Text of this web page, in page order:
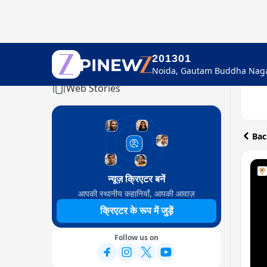
201301
Home
Web Stories
न्यूज़ क्रिएटर बनें
आपकी स्थानीय कहानियाँ, आपकी आवाज़
क्रिएटर के रूप में जुड़ें
Follow us on